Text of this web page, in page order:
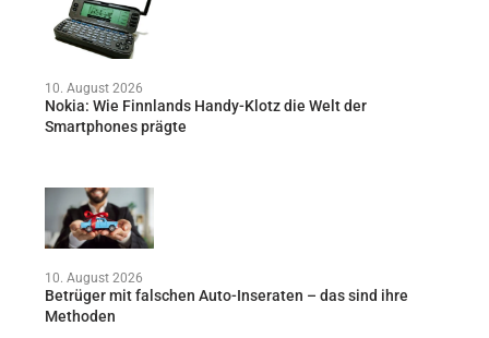
10. August 2026
Nokia: Wie Finnlands Handy-Klotz die Welt der
Smartphones prägte
10. August 2026
Betrüger mit falschen Auto-Inseraten – das sind ihre
Methoden